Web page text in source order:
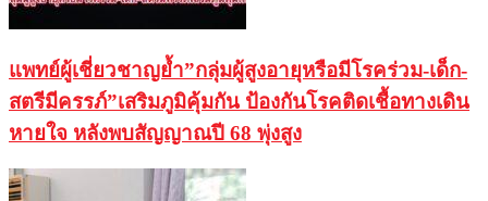
แพทย์ผู้เชี่ยวชาญย้ำ”กลุ่มผู้สูงอายุหรือมีโรคร่วม-เด็ก-
สตรีมีครรภ์”เสริมภูมิคุ้มกัน ป้องกันโรคติดเชื้อทางเดิน
หายใจ หลังพบสัญญาณปี 68 พุ่งสูง